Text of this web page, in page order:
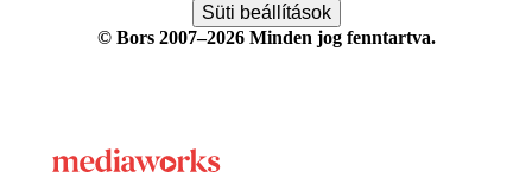
Süti beállítások
© Bors 2007–2026 Minden jog fenntartva.